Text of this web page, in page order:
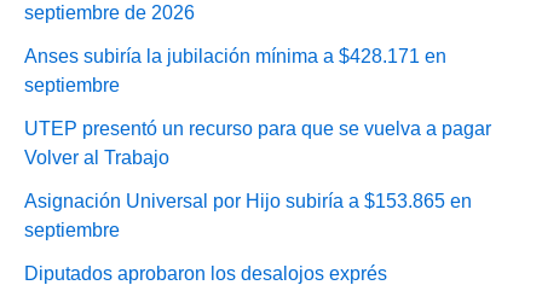
septiembre de 2026
Anses subiría la jubilación mínima a $428.171 en
septiembre
UTEP presentó un recurso para que se vuelva a pagar
Volver al Trabajo
Asignación Universal por Hijo subiría a $153.865 en
septiembre
Diputados aprobaron los desalojos exprés